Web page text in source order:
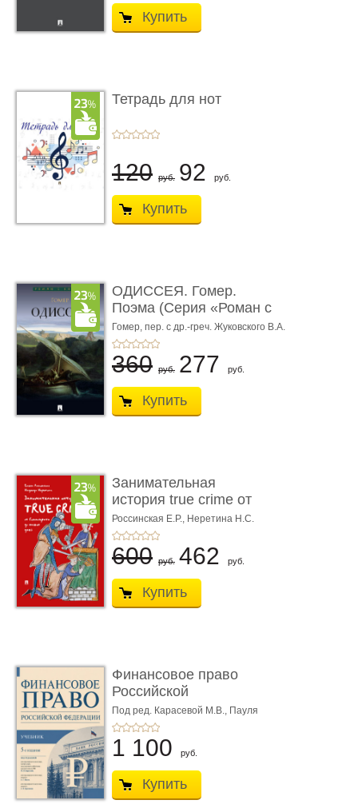
Купить
Тетрадь для нот
120 руб. 92 руб.
Купить
ОДИССЕЯ. Гомер.
Поэма (Серия «Роман с
книгой»)
Гомер, пер. с др.-греч. Жуковского В.А.
360 руб. 277 руб.
Купить
Занимательная
история true crime от
Гиппократа до � ...
Россинская Е.Р., Неретина Н.С.
600 руб. 462 руб.
Купить
Финансовое право
Российской
Федерации. 5-е изд�
...
Под ред. Карасевой М.В., Пауля
А.Г., Красюкова А.В.
1 100 руб.
Купить